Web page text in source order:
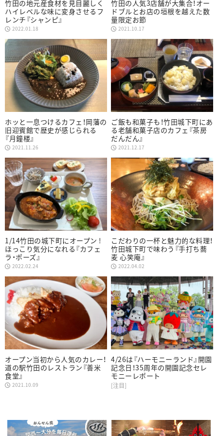
竹田の地元産食材を見目麗しく
ハイレベルな味に変身させるフ
レンチ『シャンピ』
2022.01.18
竹田の人気3店舗が大集合！オー
ドブルとお店の垣根を越えた数
量限定お節
2021.10.17
ホッと一息つけるカフェ！岡藩の
旧迎賓館で歴史が感じられる
『月鐘楼』
2021.11.26
ご飯も和菓子も！竹田城下町にあ
る老舗和菓子店のカフェ『茶房
だんだん』
2021.12.17
1/14竹田の城下町にオープン !
ほっこり気分になれる『カフェ
ラ・ポーズ』
2022.02.24
こだわりの一杯と魅力的な料理！
竹田城下町で味わう『手打ち蕎
麦 心笑庵』
2022.04.02
オープン当初から人気のカレー！
道の駅竹田のレストラン『善米
食堂』
2021.10.09
4/26は『ハーモニーランド』開園
記念日！35周年の開園記念セレ
モニーレポート
[注目]